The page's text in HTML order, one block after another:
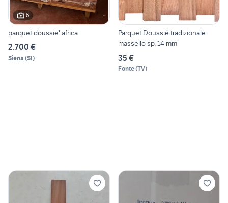
6
parquet doussie' africa
2.700 €
Siena (SI)
Parquet Doussié tradizionale
massello sp. 14 mm
35 €
Fonte(TV)